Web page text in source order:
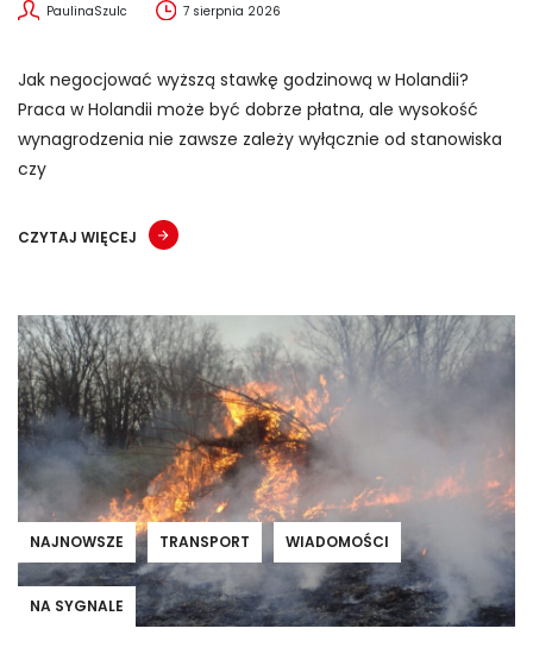
PaulinaSzulc 7 sierpnia 2026
Jak negocjować wyższą stawkę godzinową w Holandii?
Praca w Holandii może być dobrze płatna, ale wysokość
wynagrodzenia nie zawsze zależy wyłącznie od stanowiska
czy
CZYTAJ WIĘCEJ
NAJNOWSZE TRANSPORT WIADOMOŚCI
NA SYGNALE